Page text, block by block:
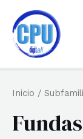
contenido
Inicio /